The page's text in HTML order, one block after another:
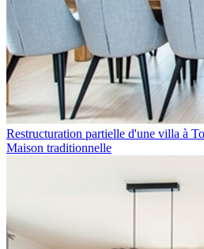
Restructuration partielle d'une villa à
Maison traditionnelle